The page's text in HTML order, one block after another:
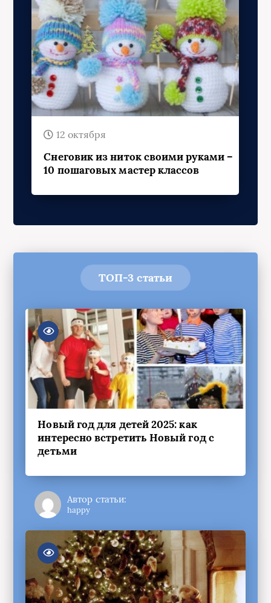
12 октября
Снеговик из ниток своими руками –
10 пошаговых мастер классов
ТОП-3 статьи
Новый год для детей 2025: как
интересно встретить Новый год с
детьми
Автор статьи:
happy